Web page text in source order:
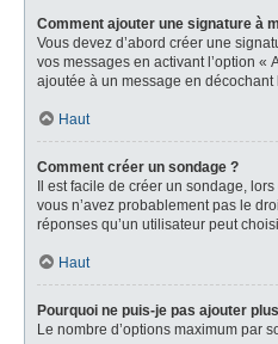
Comment ajouter une signature à
Vous devez d’abord créer une
vos messages en activant l’option «
ajoutée à un message en
Haut
Comment créer un sondage ?
Il est facile de créer un sondage,
vous n’avez probablement pas le
réponses qu’un utilisateur peut
Haut
Pourquoi ne puis-je pas ajouter
Le nombre d’options maximum par